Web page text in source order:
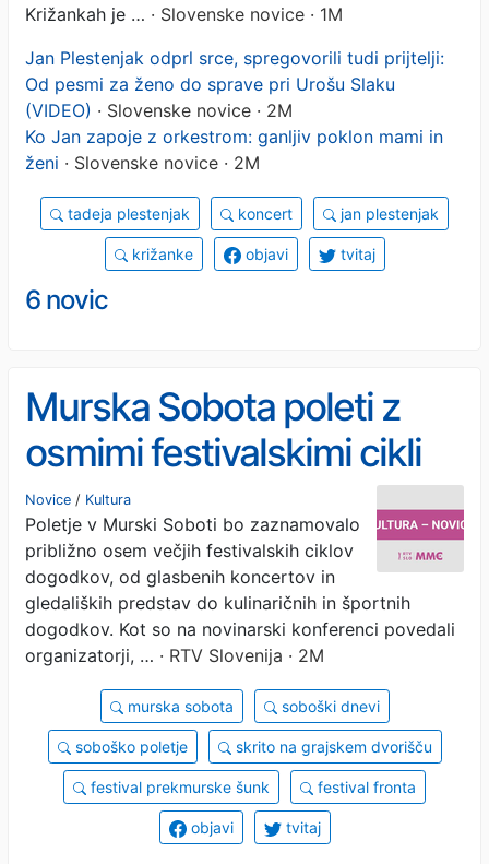
Križankah je … · Slovenske novice · 1M
Jan Plestenjak odprl srce, spregovorili tudi prijtelji:
Od pesmi za ženo do sprave pri Urošu Slaku
(VIDEO) · Slovenske novice · 2M
Ko Jan zapoje z orkestrom: ganljiv poklon mami in
ženi · Slovenske novice · 2M
tadeja plestenjak koncert jan plestenjak
križanke objavi tvitaj
6 novic
Murska Sobota poleti z
osmimi festivalskimi cikli
Novice / Kultura
Poletje v Murski Soboti bo zaznamovalo
približno osem večjih festivalskih ciklov
dogodkov, od glasbenih koncertov in
gledaliških predstav do kulinaričnih in športnih
dogodkov. Kot so na novinarski konferenci povedali
organizatorji, … · RTV Slovenija · 2M
murska sobota soboški dnevi
soboško poletje skrito na grajskem dvorišču
festival prekmurske šunk festival fronta
objavi tvitaj